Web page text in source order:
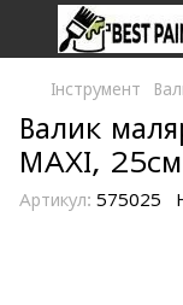
Інструмент
Валик
MAXI, 25см
Артикул: 575025